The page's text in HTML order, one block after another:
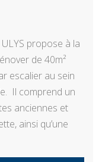
propose à la
de 40m²
escalier au sein
Il comprend un
anciennes et
ainsi qu’une